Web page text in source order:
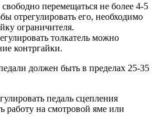
перемещаться не более 4-5
отрегулировать его, необходимо
ограничителя.
толкатель можно
контргайки.
должен быть в пределах 25-35
педаль сцепления
работу на смотровой яме или